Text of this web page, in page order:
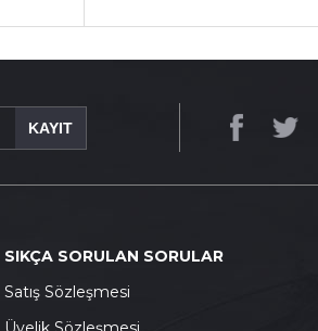
KAYIT
SIKÇA SORULAN SORULAR
Satış Sözleşmesi